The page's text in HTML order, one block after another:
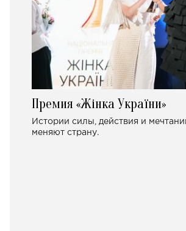
Премия «Жінка України»
Истории силы, действия и
меняют страну.